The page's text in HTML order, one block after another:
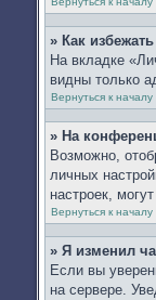
» Как
На вкладке
видны только
Вернуться к началу
» На
Возможно,
личных
настроек,
Вернуться к началу
» Я изменил
Если вы
на сервере.